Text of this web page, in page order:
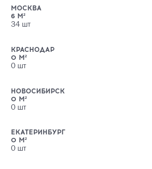
МОСКВА
6 М²
34шт
КРАСНОДАР
0 М²
0шт
НОВОСИБИРСК
0 М²
0шт
ЕКАТЕРИНБУРГ
0 М²
0шт